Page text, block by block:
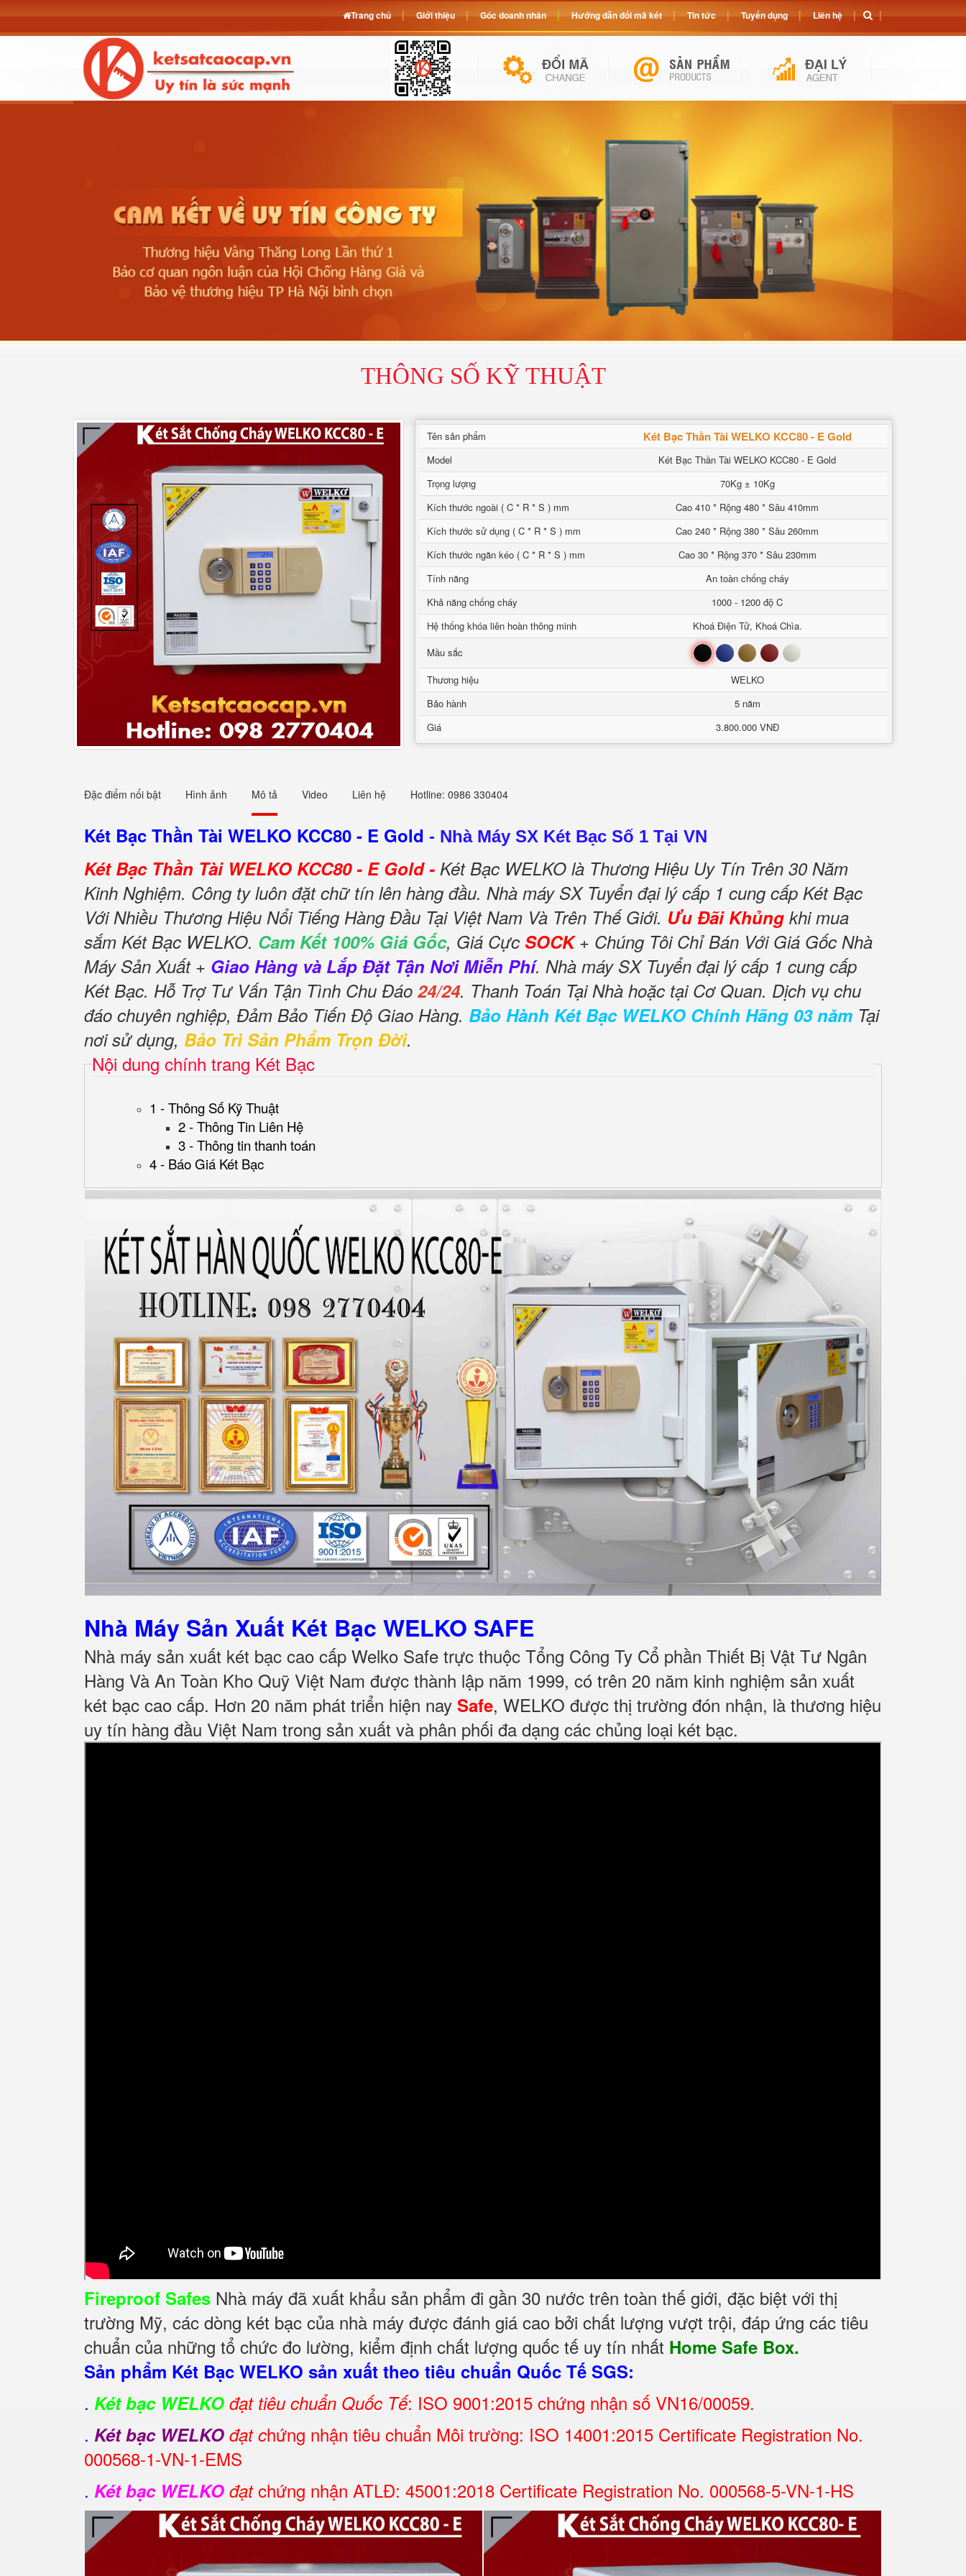
THÔNG SỐ KỸ THUẬT
Tên sản phẩm Két Bạc Thần Tài WELKO KCC80 - E Gold
Model
Két Bạc Thần Tài WELKO KCC80 - E Gold
Trọng lượng
70Kg ± 10Kg
Kích thước ngoài ( C * R * S ) mm
Cao 410 * Rộng 480 * Sâu 410mm
Kích thước sử dụng ( C * R * S ) mm
Cao 240 * Rộng 380 * Sâu 260mm
Kích thước ngăn kéo ( C * R * S ) mm
Cao 30 * Rộng 370 * Sâu 230mm
Tính năng
An toàn chống cháy
Khả năng chống cháy
1000 - 1200 độ C
Hệ thống khóa liên hoàn thông minh
Khoá Điện Tử, Khoá Chìa.
Mầu sắc
Đen Xanh Nâu Đỏ Trắng
Thương hiệu
WELKO
Bảo hành
5 năm
Giá
3.800.000 VNĐ
Đặc điểm nổi bật Hình ảnh Mô tả Video Liên hệ Hotline: 0986 330404
Két Bạc Thần Tài WELKO KCC80 - E Gold - Nhà Máy SX Két Bạc Số 1 Tại VN
Két Bạc Thần Tài WELKO KCC80 - E Gold - Két Bạc WELKO là Thương Hiệu Uy Tín Trên 30 Năm
Kinh Nghiệm. Công ty luôn đặt chữ tín lên hàng đầu. Nhà máy SX Tuyển đại lý cấp 1 cung cấp Két Bạc
Với Nhiều Thương Hiệu Nổi Tiếng Hàng Đầu Tại Việt Nam Và Trên Thế Giới. Ưu Đãi Khủng khi mua
sắm Két Bạc WELKO. Cam Kết 100% Giá Gốc, Giá Cực SOCK+ Chúng Tôi Chỉ Bán Với Giá Gốc Nhà
Máy Sản Xuất + Giao Hàng và Lắp Đặt Tận Nơi Miễn Phí. Nhà máy SX Tuyển đại lý cấp 1 cung cấp
Két Bạc. Hỗ Trợ Tư Vấn Tận Tình Chu Đáo 24/24. Thanh Toán Tại Nhà hoặc tại Cơ Quan. Dịch vụ chu
đáo chuyên nghiệp, Đảm Bảo Tiến Độ Giao Hàng. Bảo Hành Két Bạc WELKO Chính Hãng 03 năm Tại
nơi sử dụng, Bảo Trì Sản Phẩm Trọn Đời.
Nội dung chính trang Két Bạc
1 - Thông Số Kỹ Thuật
2 - Thông Tin Liên Hệ
3 - Thông tin thanh toán
4 - Báo Giá Két Bạc
Nhà Máy Sản Xuất Két Bạc WELKO SAFE
Nhà máy sản xuất két bạc cao cấp Welko Safe trực thuộc Tổng Công Ty Cổ phần Thiết Bị Vật Tư Ngân
Hàng Và An Toàn Kho Quỹ Việt Nam được thành lập năm 1999, có trên 20 năm kinh nghiệm sản xuất
két bạc cao cấp. Hơn 20 năm phát triển hiện nay Safe, WELKO được thị trường đón nhận, là thương hiệu
uy tín hàng đầu Việt Nam trong sản xuất và phân phối đa dạng các chủng loại két bạc.
Fireproof Safes Nhà máy đã xuất khẩu sản phẩm đi gần 30 nước trên toàn thế giới, đặc biệt với thị
trường Mỹ, các dòng két bạc của nhà máy được đánh giá cao bởi chất lượng vượt trội, đáp ứng các tiêu
chuẩn của những tổ chức đo lường, kiểm định chất lượng quốc tế uy tín nhất Home Safe Box.
Sản phẩm Két Bạc WELKO sản xuất theo tiêu chuẩn Quốc Tế SGS:
. Két bạc WELKO đạt tiêu chuẩn Quốc Tế: ISO 9001:2015 chứng nhận số VN16/00059.
. Két bạc WELKO đạt chứng nhận tiêu chuẩn Môi trường: ISO 14001:2015 Certificate Registration No.
000568-1-VN-1-EMS
. Két bạc WELKO đạtchứng nhận ATLĐ: 45001:2018 Certificate Registration No. 000568-5-VN-1-HS
Trang chủ Giới thiệu Góc doanh nhân Hướng dẫn đổi mã két Tin tức Tuyển dụng Liên hệ